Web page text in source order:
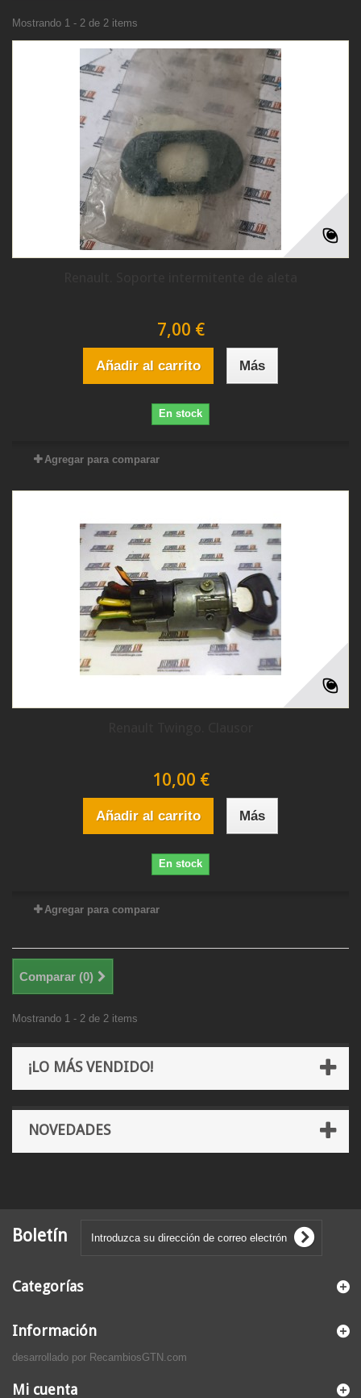
Mostrando 1 - 2 de 2 items
7,00 €
Añadir al carrito Más
En stock
Agregar para comparar
10,00 €
Añadir al carrito Más
En stock
Agregar para comparar
Comparar (0)
Mostrando 1 - 2 de 2 items
¡LO MÁS VENDIDO!
NOVEDADES
Boletín
Categorías
Información
desarrollado por RecambiosGTN.com
Mi cuenta